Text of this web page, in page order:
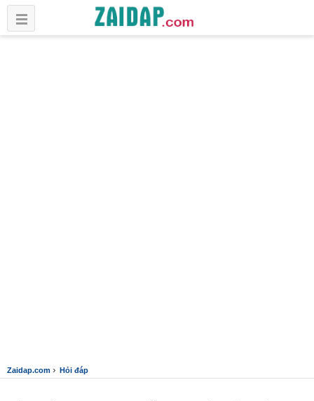
Zaidap.com › Hỏi đáp